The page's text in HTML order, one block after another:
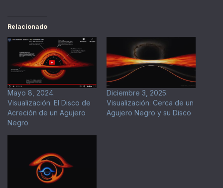
Relacionado
Mayo 8, 2024.
Visualización: El Disco de
Acreción de un Agujero
Negro
Diciembre 3, 2025.
Visualización: Cerca de un
Agujero Negro y su Disco